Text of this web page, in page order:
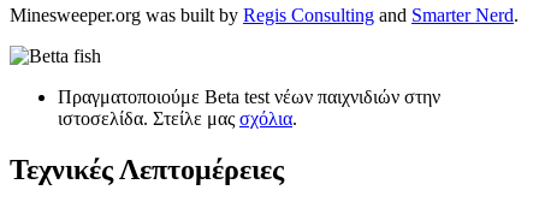
Minesweeper.org was built by Regis Consulting and Smarter Nerd.
Πραγματοποιούμε Beta test νέων παιχνιδιών στην
ιστοσελίδα. Στείλε μας σχόλια.
Τεχνικές Λεπτομέρειες